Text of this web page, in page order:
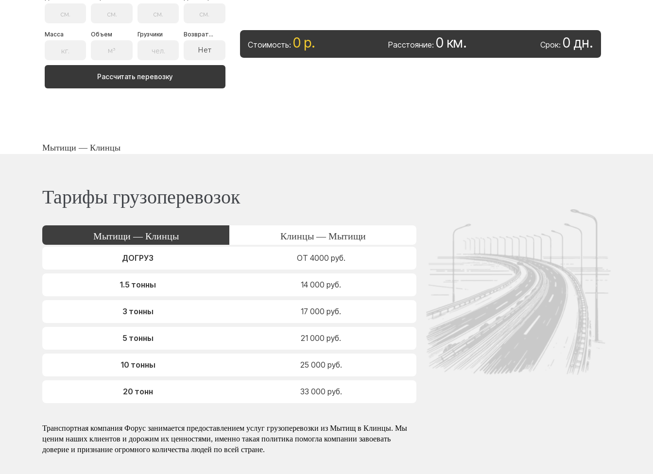
Масса Объем Грузчики Возврат...
Нет
Рассчитать перевозку
Стоимость: 0 р. Расстояние: 0 км. Срок: 0 дн.
Мытищи — Клинцы
Тарифы грузоперевозок
Мытищи — Клинцы Клинцы — Мытищи
ДОГРУЗ ОТ 4000 руб.
1.5 тонны 14 000 руб.
3 тонны 17 000 руб.
5 тонны 21 000 руб.
10 тонны 25 000 руб.
20 тонн 33 000 руб.
Транспортная компания Форус занимается предоставлением услуг грузоперевозки из Мытищ в Клинцы. Мы
ценим наших клиентов и дорожим их ценностями, именно такая политика помогла компании завоевать
доверие и признание огромного количества людей по всей стране.